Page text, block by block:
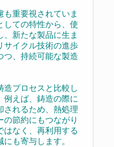
重要視されていま
しての特性から、使
新たな製品に生ま
サイクル技術の進歩
つ、持続可能な製造
造プロセスと比較し
例えば、鋳造の際に
されるため、熱処理
節約にもつながり
はなく、再利用する
も寄与します。